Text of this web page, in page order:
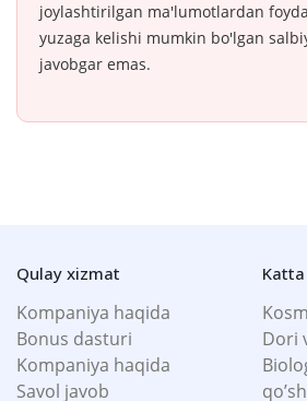
joylashtirilgan ma'lumotlardan
yuzaga kelishi mumkin bo'lgan
javobgar emas.
Qulay xizmat
Kompaniya haqida
Bonus dasturi
Kompaniya haqida
Savol javob
Dori